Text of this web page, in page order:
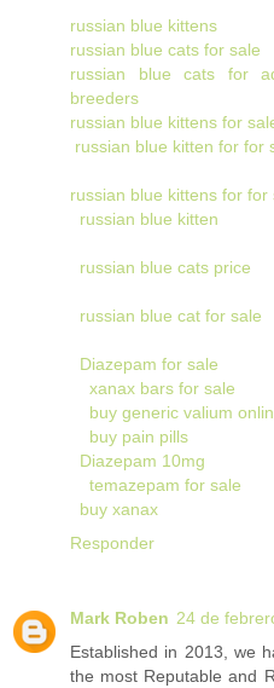
russian blue kittens
russian blue cats for sale
russian blue cats for
breeders
russian blue kittens for
russian blue kitten for for
russian blue kittens for for
russian blue kitten
russian blue cats price
russian blue cat for sale
Diazepam for sale
xanax bars for sale
buy generic valium
buy pain pills
Diazepam 10mg
temazepam for sale
buy xanax
Responder
Mark Roben 24 de
Established in 2013, we
the most Reputable and